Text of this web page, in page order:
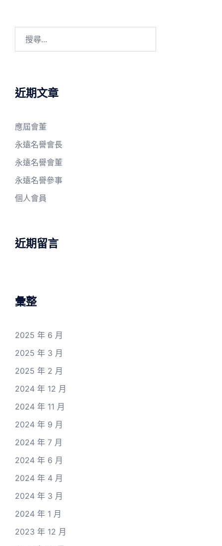
字:
近期文章
應屆會董
永遠名譽會長
永遠名譽會董
永遠名譽參事
個人會員
近期留言
彙整
2025 年 6 月
2025 年 3 月
2025 年 2 月
2024 年 12 月
2024 年 11 月
2024 年 9 月
2024 年 7 月
2024 年 6 月
2024 年 4 月
2024 年 3 月
2024 年 1 月
2023 年 12 月